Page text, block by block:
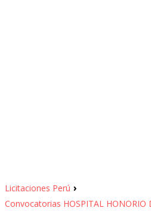
Licitaciones Perú ›
Convocatorias HOSPITAL HONORIO